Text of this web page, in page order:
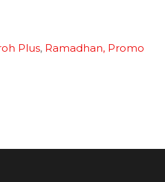
Plus, Ramadhan, Promo